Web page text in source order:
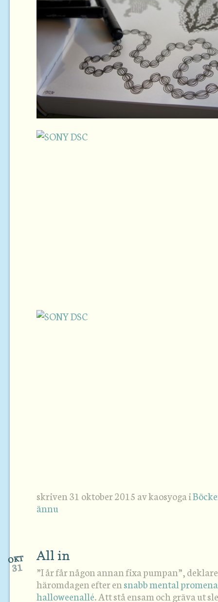
skriven 31 oktober 2015 av kaosyoga i
ännu
All in
OKT
31
”I år får någon annan fixa pumpan”,
häromdagen efter ensnabb mental
halloweenallé. Att stå ensam och gräva ut